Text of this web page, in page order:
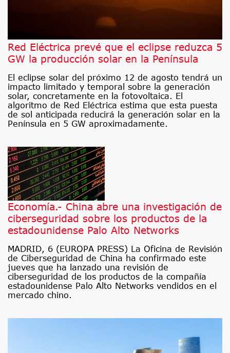
Red Eléctrica prevé que el eclipse reduzca 5
GW la producción solar en la Península
El eclipse solar del próximo 12 de agosto tendrá un
impacto limitado y temporal sobre la generación
solar, concretamente en la fotovoltaica. El
algoritmo de Red Eléctrica estima que esta puesta
de sol anticipada reducirá la generación solar en la
Península en 5 GW aproximadamente.
Economía.- China abre una investigación de
ciberseguridad sobre los productos de la
estadounidense Palo Alto Networks
MADRID, 6 (EUROPA PRESS) La Oficina de Revisión
de Ciberseguridad de China ha confirmado este
jueves que ha lanzado una revisión de
ciberseguridad de los productos de la compañía
estadounidense Palo Alto Networks vendidos en el
mercado chino.